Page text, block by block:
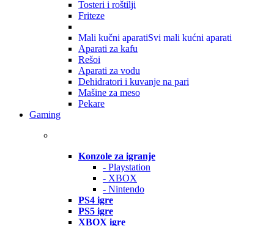
Tosteri i roštilji
Friteze
Mali kučni aparatiSvi mali kućni aparati
Aparati za kafu
Rešoi
Aparati za vodu
Dehidratori i kuvanje na pari
Mašine za meso
Pekare
Gaming
Konzole za igranje
- Playstation
- XBOX
- Nintendo
PS4 igre
PS5 igre
XBOX igre